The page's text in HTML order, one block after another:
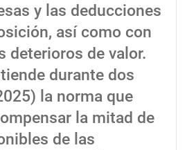
y las deducciones
así como con
deterioros de valor.
durante dos
la norma que
la mitad de
de las